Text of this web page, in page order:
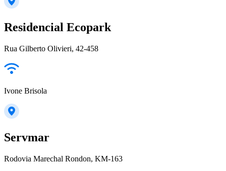
Residencial Ecopark
Rua Gilberto Olivieri, 42-458
Ivone Brisola
Servmar
Rodovia Marechal Rondon, KM-163